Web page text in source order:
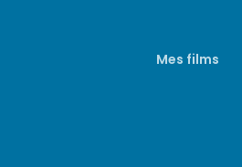
Mes films